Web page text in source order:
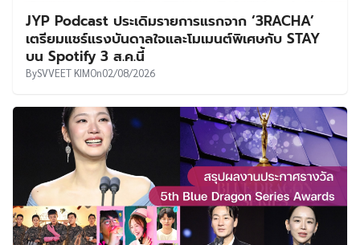
JYP Podcast ประเดิมรายการแรกจาก ‘3RACHA’
เตรียมแชร์แรงบันดาลใจและโมเมนต์พิเศษกับ STAY
บน Spotify 3 ส.ค.นี้
BySVVEET KIMOn02/08/2026